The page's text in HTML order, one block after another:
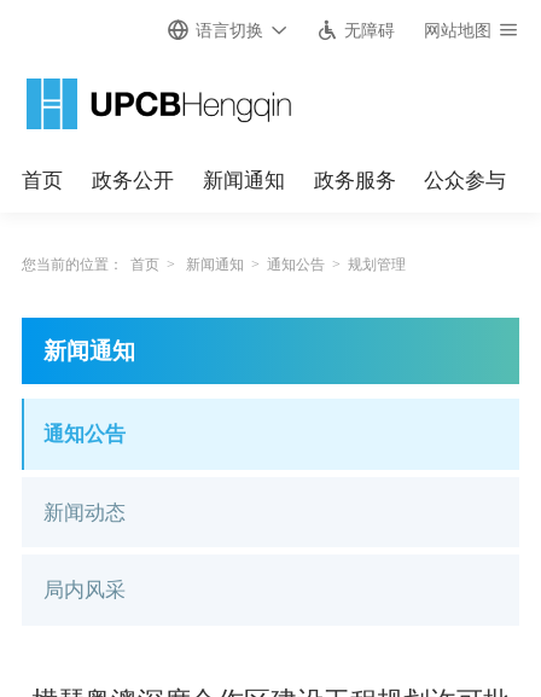
语言切换 无障碍 网站地图
首页 政务公开 新闻通知 政务服务 公众参与
您当前的位置： 首页 > 新闻通知 > 通知公告 > 规划管理
新闻通知
通知公告
新闻动态
局内风采